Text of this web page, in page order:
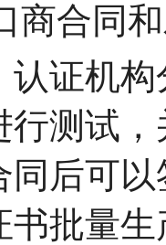
商合同
认证机
行测试
后可
书批量